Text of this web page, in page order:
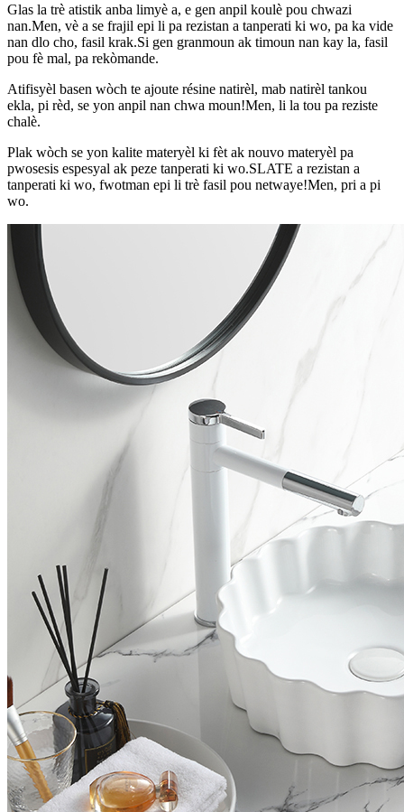
Glas la trè atistik anba limyè a, e gen anpil koulè pou chwazi
nan.Men, vè a se frajil epi li pa rezistan a tanperati ki wo, pa ka vide
nan dlo cho, fasil krak.Si gen granmoun ak timoun nan kay la, fasil
pou fè mal, pa rekòmande.
Atifisyèl basen wòch te ajoute résine natirèl, mab natirèl tankou
ekla, pi rèd, se yon anpil nan chwa moun!Men, li la tou pa reziste
chalè.
Plak wòch se yon kalite materyèl ki fèt ak nouvo materyèl pa
pwosesis espesyal ak peze tanperati ki wo.SLATE a rezistan a
tanperati ki wo, fwotman epi li trè fasil pou netwaye!Men, pri a pi
wo.